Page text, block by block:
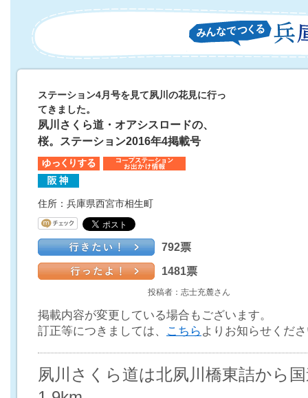
ステーション4月号を見て夙川の花見に行っ
てきました。
夙川さくら道・オアシスロードの、
桜。ステーション2016年4掲載号
住所：兵庫県西宮市相生町
792票
1481票
投稿者：志士充麓さん
掲載内容が変更している場合もございます。
訂正等につきましては、
こちら よりお知らせくだ
夙川さくら道は北夙川橋東詰から